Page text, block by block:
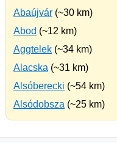
Abaújvár (~30 km)
Abod (~12 km)
Aggtelek (~34 km)
Alacska (~31 km)
Alsóberecki (~54 km)
Alsódobsza (~25 km)